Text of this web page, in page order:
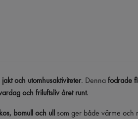
och utomhusaktiviteter. Dennafodrade
och friluftsliv året runt.
bomull och ull som ger både värme och